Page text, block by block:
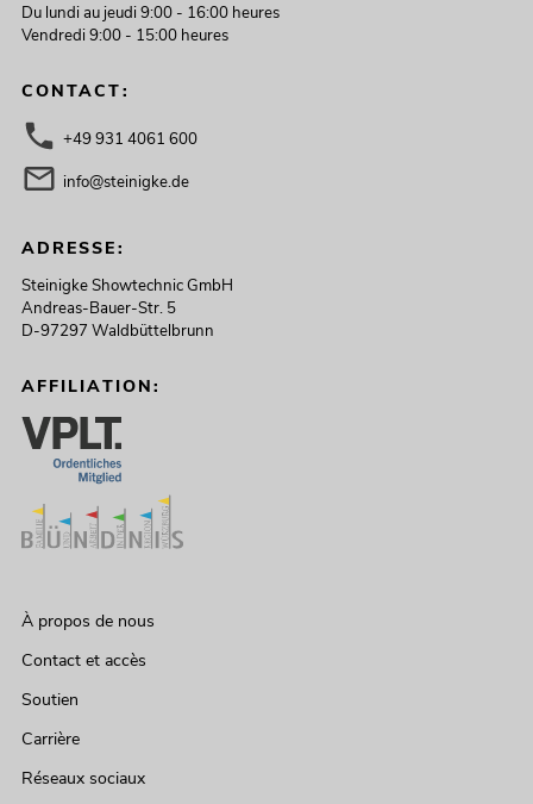
Du lundi au jeudi 9:00 - 16:00 heures
Vendredi 9:00 - 15:00 heures
CONTACT:
+49 931 4061 600
info@steinigke.de
ADRESSE:
Steinigke Showtechnic GmbH
Andreas-Bauer-Str. 5
D-97297 Waldbüttelbrunn
AFFILIATION:
À propos de nous
Contact et accès
Soutien
Carrière
Réseaux sociaux